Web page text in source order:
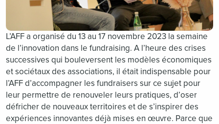
L’AFF a organisé du 13 au 17 novembre 2023 la semaine
de l’innovation dans le fundraising. A l’heure des crises
successives qui bouleversent les modèles économiques
et sociétaux des associations, il était indispensable pour
l’AFF d’accompagner les fundraisers sur ce sujet pour
leur permettre de renouveler leurs pratiques, d’oser
défricher de nouveaux territoires et de s’inspirer des
expériences innovantes déjà mises en œuvre. Parce que